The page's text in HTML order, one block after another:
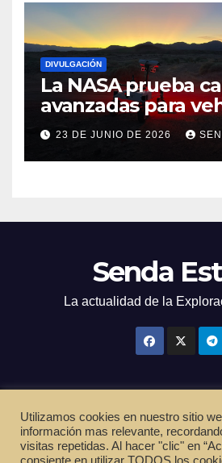
DIVULGACIÓN
La NASA prueba
avanzadas para
exploradores
marcianos.
23 DE JUNIO DE 2026
Senda
La actualidad de la
Funciona gracias a WordPress|Tema:
Inicio Política de privacidad Cookies
Utilizamos cookies en nuestro sitio
información mas relevante,
visitas repetidas. Al hacer "clic" en